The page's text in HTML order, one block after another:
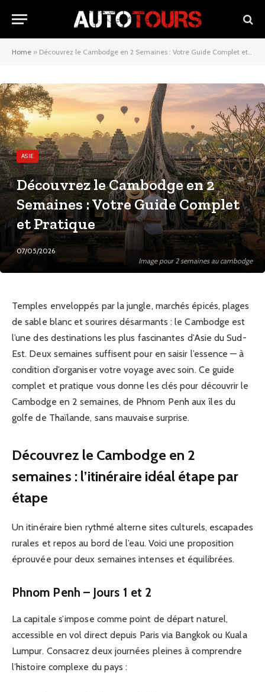
Home » Découvrez le Cambodge en 2 Semaines : Votre Guide Complet et Pratique
Image pour 2 semaines au cambodge
ASIE
Découvrez le Cambodge en 2
Semaines : Votre Guide Complet
et Pratique
07/05/2026
Temples enveloppés par la jungle, marchés épicés, plages
de sable blanc et sourires désarmants : le Cambodge est
l’une des destinations les plus fascinantes d’Asie du Sud-
Est. Deux semaines suffisent pour en saisir l’essence — à
condition d’organiser votre voyage avec soin. Ce guide
complet et pratique vous donne les clés pour découvrir le
Cambodge en 2 semaines, de Phnom Penh aux îles du
golfe de Thaïlande, sans mauvaise surprise.
Découvrez le Cambodge en 2
semaines : l’itinéraire idéal étape par
étape
Un itinéraire bien rythmé alterne sites culturels, escapades
rurales et repos au bord de l’eau. Voici une proposition
éprouvée pour deux semaines intenses et équilibrées.
Phnom Penh – Jours 1 et 2
La capitale s’impose comme point de départ naturel,
accessible en vol direct depuis Paris via Bangkok ou Kuala
Lumpur. Consacrez deux journées pleines à comprendre
l’histoire complexe du pays :